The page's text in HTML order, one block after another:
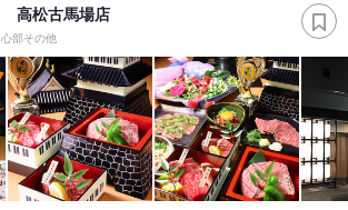
高松古馬場店
部その他